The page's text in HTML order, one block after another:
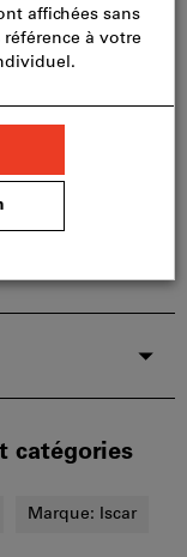
vous
il ne fait pas partie
catégories
Marque: Iscar